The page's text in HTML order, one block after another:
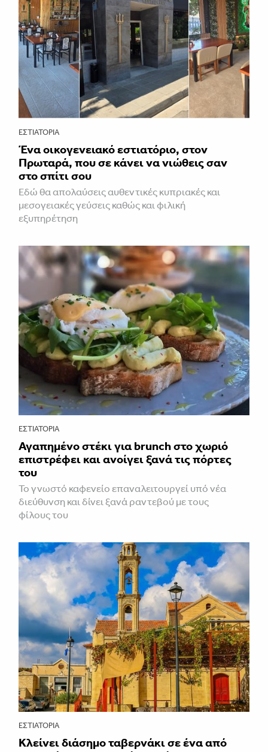
ΕΣΤΙΑΤΌΡΙΑ
Ένα οικογενειακό εστιατόριο, στον
Πρωταρά, που σε κάνει να νιώθεις σαν
στο σπίτι σου
Εδώ θα απολαύσεις αυθεντικές κυπριακές και
μεσογειακές γεύσεις καθώς και φιλική
εξυπηρέτηση
ΕΣΤΙΑΤΌΡΙΑ
Αγαπημένο στέκι για brunch στο χωριό
επιστρέφει και ανοίγει ξανά τις πόρτες
του
Το γνωστό καφενείο επαναλειτουργεί υπό νέα
διεύθυνση και δίνει ξανά ραντεβού με τους
φίλους του
ΕΣΤΙΑΤΌΡΙΑ
Κλείνει διάσημο ταβερνάκι σε ένα από